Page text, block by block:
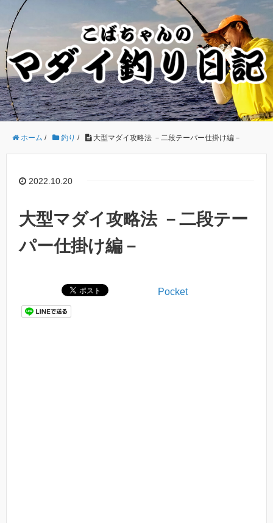
ホーム / 釣り / 大型マダイ攻略法 －二段テーパー仕掛け編－
2022.10.20
大型マダイ攻略法 －二段テー
パー仕掛け編－
Pocket